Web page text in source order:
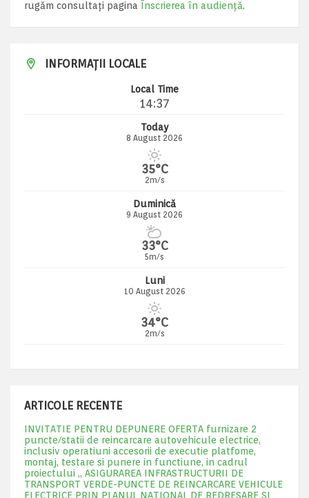
rugăm consultați pagina Înscrierea în audiență.
INFORMAȚII LOCALE
Local Time
14:37
Today
8 August 2026
35°C
2m/s
Duminică
9 August 2026
33°C
5m/s
Luni
10 August 2026
34°C
2m/s
ARTICOLE RECENTE
INVITATIE PENTRU DEPUNERE OFERTA furnizare 2
puncte/statii de reincarcare autovehicule electrice,
inclusiv operatiuni accesorii de executie platfome,
montaj, testare si punere in functiune, in cadrul
proiectului „ ASIGURAREA INFRASTRUCTURII DE
TRANSPORT VERDE-PUNCTE DE REINCARCARE VEHICULE
ELECTRICE PRIN PLANUL NATIONAL DE REDRESARE SI